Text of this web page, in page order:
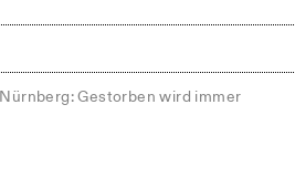
Gestorben wird immer